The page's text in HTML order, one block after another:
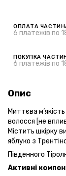
ОПЛАТА
6 платежів по
ПОКУПКА
6 платежів по
Опис
Миттєва
волосся [не
Містить шкірку
яблуко з
Південного
Активні